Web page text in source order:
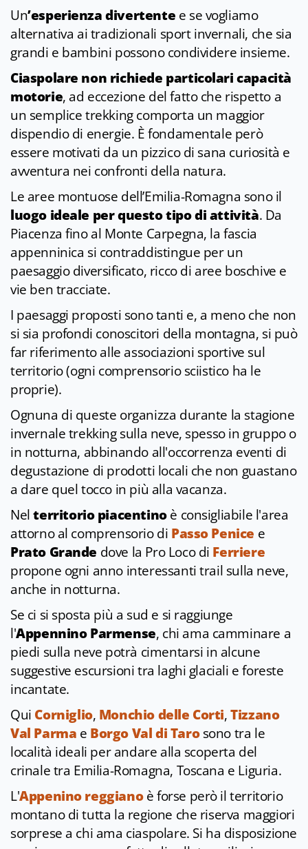
Un’esperienza divertente e se vogliamo
alternativa ai tradizionali sport invernali, che sia
grandi e bambini possono condividere insieme.
Ciaspolare non richiede particolari capacità
motorie, ad eccezione del fatto che rispetto a
un semplice trekking comporta un maggior
dispendio di energie. È fondamentale però
essere motivati da un pizzico di sana curiosità e
avventura nei confronti della natura.
Le aree montuose dell’Emilia-Romagna sono il
luogo ideale per questo tipo di attività. Da
Piacenza fino al Monte Carpegna, la fascia
appenninica si contraddistingue per un
paesaggio diversificato, ricco di aree boschive e
vie ben tracciate.
I paesaggi proposti sono tanti e, a meno che non
si sia profondi conoscitori della montagna, si può
far riferimento alle associazioni sportive sul
territorio (ogni comprensorio sciistico ha le
proprie).
Ognuna di queste organizza durante la stagione
invernale trekking sulla neve, spesso in gruppo o
in notturna, abbinando all'occorrenza eventi di
degustazione di prodotti locali che non guastano
a dare quel tocco in più alla vacanza.
Nelterritorio piacentinoè consigliabile l'area
attorno al comprensorio di Passo Penice e
Prato Grande dove la Pro Loco di Ferriere
propone ogni anno interessanti trail sulla neve,
anche in notturna.
Se ci si sposta più a sud e si raggiunge
l'Appennino Parmense, chi ama camminare a
piedi sulla neve potrà cimentarsi in alcune
suggestive escursioni tra laghi glaciali e foreste
incantate.
Qui Corniglio, Monchio delle Corti,Tizzano
Val Parma e Borgo Val di Tarosono tra le
località ideali per andare alla scoperta del
crinale tra Emilia-Romagna, Toscana e Liguria.
L'Appenino reggiano è forse però il territorio
montano di tutta la regione che riserva maggiori
sorprese a chi ama ciaspolare. Si ha disposizione